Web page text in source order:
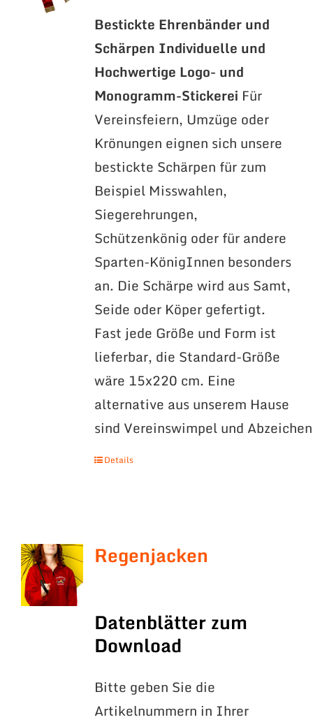
Bestickte Ehrenbänder und
Schärpen Individuelle und
Hochwertige Logo- und
Monogramm-Stickerei Für
Vereinsfeiern, Umzüge oder
Krönungen eignen sich unsere
bestickte Schärpen für zum
Beispiel Misswahlen,
Siegerehrungen,
Schützenkönig oder für andere
Sparten-KönigInnen besonders
an. Die Schärpe wird aus Samt,
Seide oder Köper gefertigt.
Fast jede Größe und Form ist
lieferbar, die Standard-Größe
wäre 15x220 cm. Eine
alternative aus unserem Hause
sind Vereinswimpel und
Details
Regenjacken
Datenblätter zum
Download
Bitte geben Sie die
Artikelnummern in Ihrer